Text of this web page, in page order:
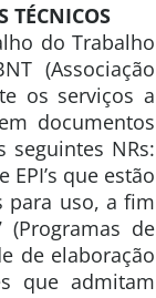
TÉCNICOS
do Trabalho
(Associação
os serviços a
documentos
NRs:
que estão
para uso, a fim
de
de elaboração
que admitam